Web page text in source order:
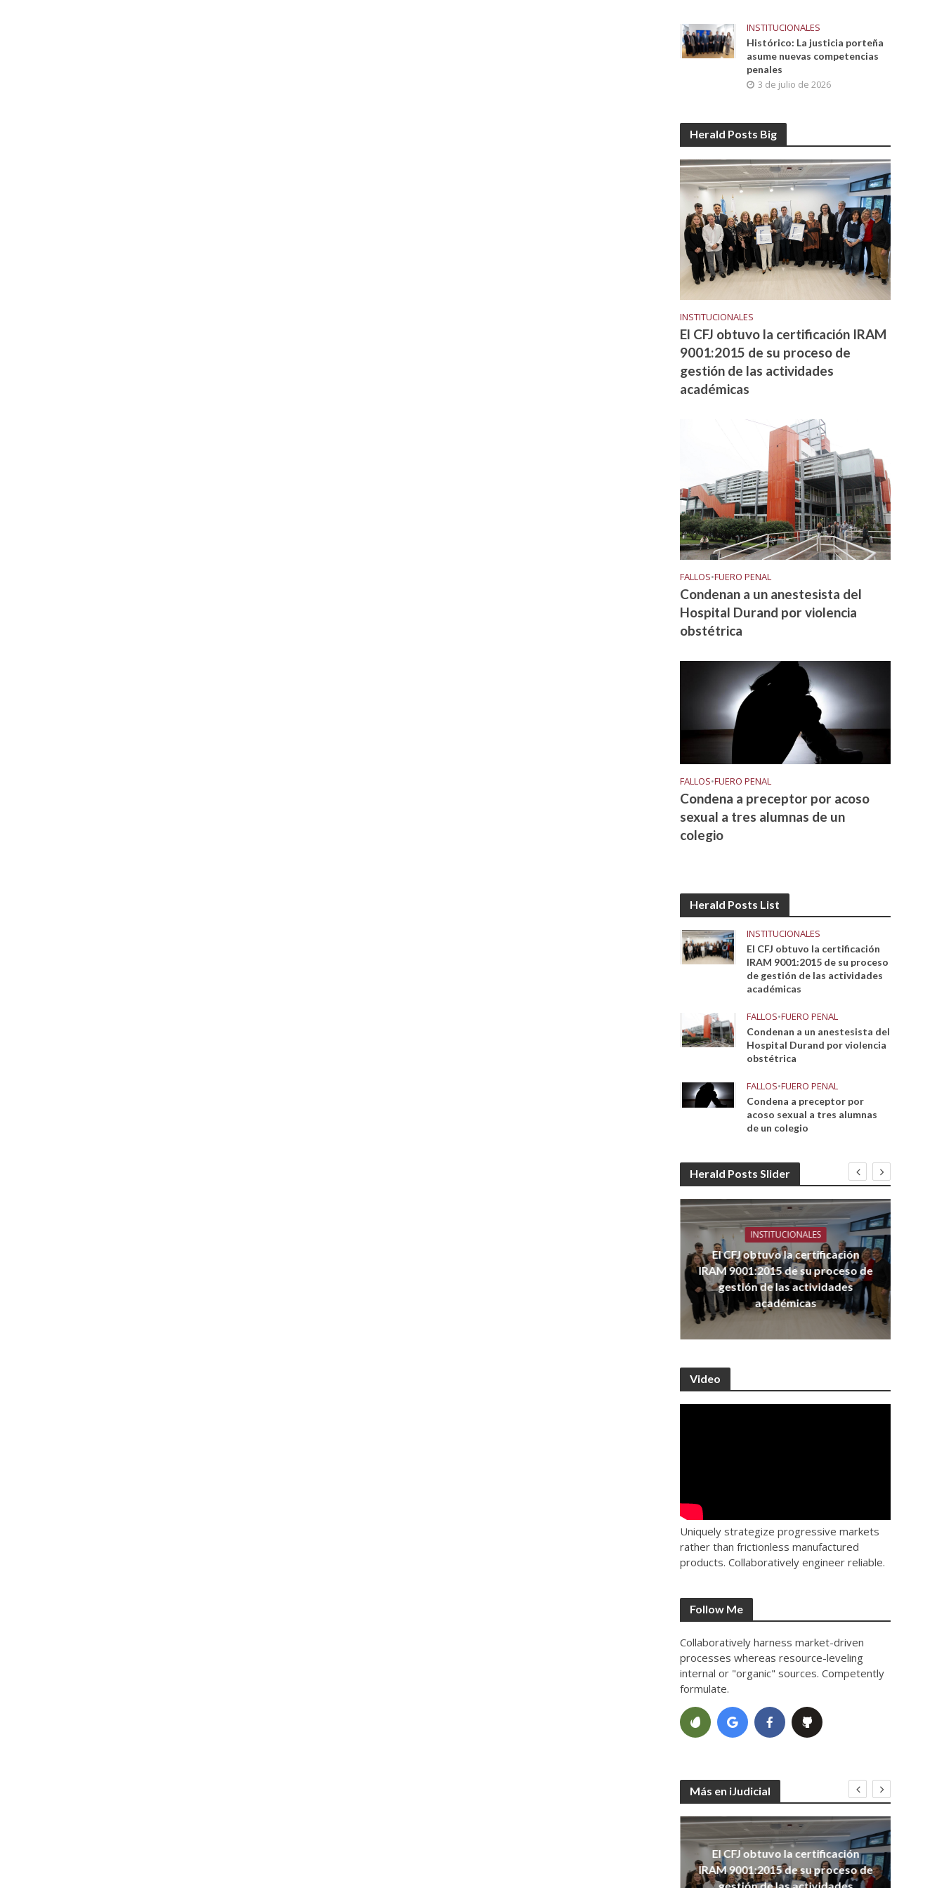
INSTITUCIONALES
Histórico: La justicia porteña
asume nuevas competencias
penales
3 de julio de 2026
Herald Posts Big
INSTITUCIONALES
El CFJ obtuvo la certificación IRAM
9001:2015 de su proceso de
gestión de las actividades
académicas
FALLOS•FUERO PENAL
Condenan a un anestesista del
Hospital Durand por violencia
obstétrica
FALLOS•FUERO PENAL
Condena a preceptor por acoso
sexual a tres alumnas de un
colegio
Herald Posts List
INSTITUCIONALES
El CFJ obtuvo la certificación
IRAM 9001:2015 de su proceso
de gestión de las actividades
académicas
FALLOS•FUERO PENAL
Condenan a un anestesista del
Hospital Durand por violencia
obstétrica
FALLOS•FUERO PENAL
Condena a preceptor por
acoso sexual a tres alumnas
de un colegio
Herald Posts Slider
INSTITUCIONALES
El CFJ obtuvo la certificación
IRAM 9001:2015 de su proceso de
gestión de las actividades
académicas
Video
Uniquely strategize progressive markets
rather than frictionless manufactured
products. Collaboratively engineer reliable.
Follow Me
Collaboratively harness market-driven
processes whereas resource-leveling
internal or "organic" sources. Competently
formulate.
Más en iJudicial
El CFJ obtuvo la certificación
IRAM 9001:2015 de su proceso de